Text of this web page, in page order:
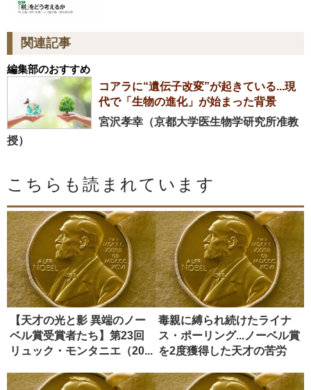
関連記事
編集部のおすすめ
コアラに“遺伝子改変”が起きている...現
代で「生物の進化」が始まった背景
宮沢孝幸（京都大学医生物学研究所准教
授）
こちらも読まれています
【天才の光と影 異端のノー
ベル賞受賞者たち】第23回
リュック・モンタニエ（20...
毒親に縛られ続けたライナ
ス・ポーリング...ノーベル賞
を2度獲得した天才の苦労